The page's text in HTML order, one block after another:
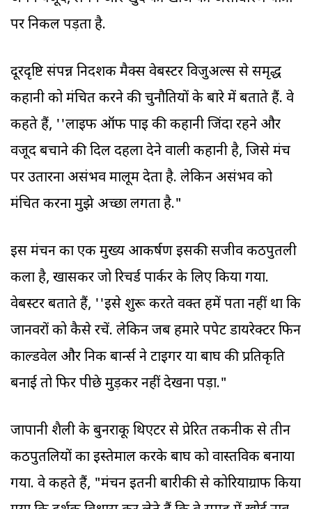
पर निकल पड़ता है.
दूरदृष्टि संपन्न निर्देशक मैक्स वेबस्टर विजुअल्स से समृद्ध
कहानी को मंचित करने की चुनौतियों के बारे में बताते हैं. वे
कहते हैं, ''लाइफ ऑफ पाइ की कहानी जिंदा रहने और
वजूद बचाने की दिल दहला देने वाली कहानी है, जिसे मंच
पर उतारना असंभव मालूम देता है. लेकिन असंभव को
मंचित करना मुझे अच्छा लगता है."
इस मंचन का एक मुख्य आकर्षण इसकी सजीव कठपुतली
कला है, खासकर जो रिचर्ड पार्कर के लिए किया गया.
वेबस्टर बताते हैं, ''इसे शुरू करते वक्त हमें पता नहीं था कि
जानवरों को कैसे रचें. लेकिन जब हमारे पपेट डायरेक्टर फिन
काल्डवेल और निक बार्न्स ने टाइगर या बाघ की प्रतिकृति
बनाई तो फिर पीछे मुड़कर नहीं देखना पड़ा."
जापानी शैली के बुनराकू थिएटर से प्रेरित तकनीक से तीन
कठपुतलियों का इस्तेमाल करके बाघ को वास्तविक बनाया
गया. वे कहते हैं, "मंचन इतनी बारीकी से कोरियाग्राफ किया